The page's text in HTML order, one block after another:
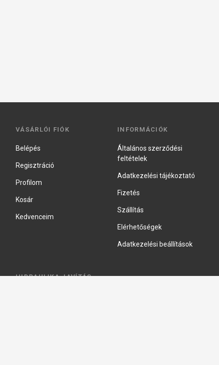
VÁSÁRLÓI FIÓK
Belépés
Regisztráció
Profilom
Kosár
Kedvenceim
INFORMÁCIÓK
Általános szerződési
feltételek
Adatkezelési tájékoztató
Fizetés
Szállítás
Elérhetőségek
Adatkezelési beállítások
HIDRAULIKA JAVÍTÁS